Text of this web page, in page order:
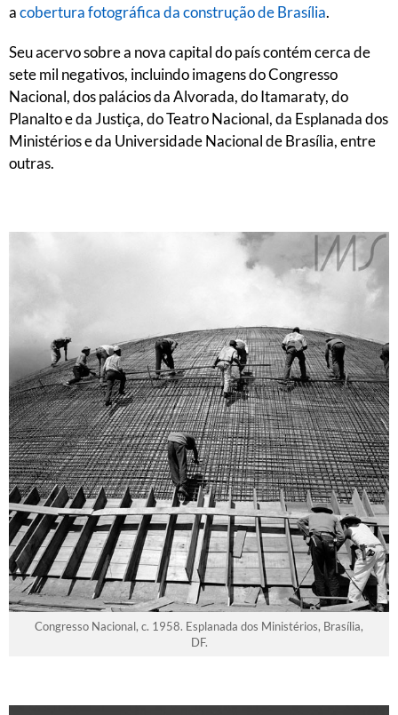
acobertura fotográfica da construção de Brasília.
Seu acervo sobre a nova capital do país contém cerca de
sete mil negativos, incluindo imagens do Congresso
Nacional, dos palácios da Alvorada, do Itamaraty, do
Planalto e da Justiça, do Teatro Nacional, da Esplanada dos
Ministérios e da Universidade Nacional de Brasília, entre
outras.
Congresso Nacional, c. 1958. Esplanada dos Ministérios, Brasília,
DF.